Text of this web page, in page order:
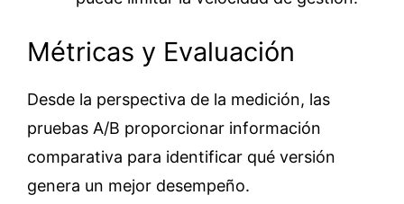
Métricas y Evaluación
Desde la perspectiva de la medición, las
pruebas A/B proporcionar información
comparativa para identificar qué versión
genera un mejor desempeño.